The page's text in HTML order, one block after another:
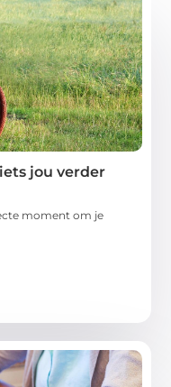
jou verder
moment om je